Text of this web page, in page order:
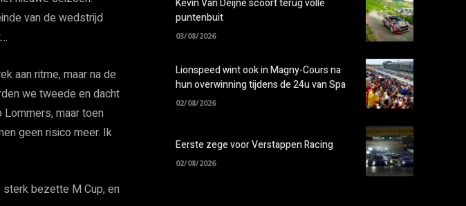
van de wedstrijd
aan ritme, maar na de
we tweede en dacht
maar toen
geen risico meer. Ik
sterk bezette M Cup, en
puntenbuit
03/08/2026
Lionspeed wint ook in Magny-Cours na
hun overwinning tijdens de 24u van Spa
02/08/2026
Eerste zege voor Verstappen Racing
02/08/2026